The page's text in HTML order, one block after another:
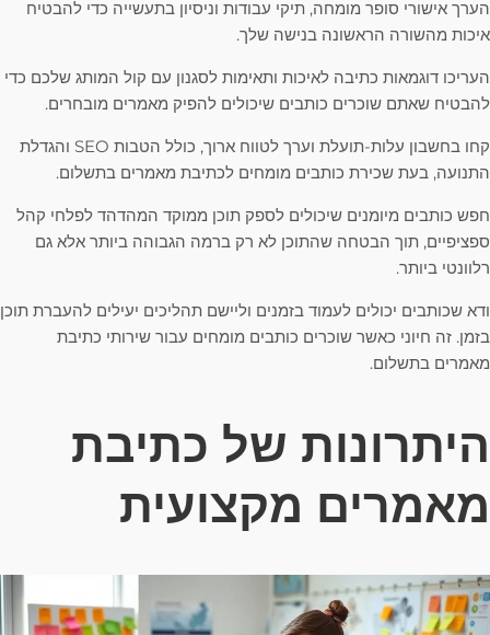
הערך אישורי סופר מומחה, תיקי עבודות וניסיון בתעשייה כדי להבטיח
איכות מהשורה הראשונה בנישה שלך.
העריכו דוגמאות כתיבה לאיכות ותאימות לסגנון עם קול המותג שלכם כדי
להבטיח שאתם שוכרים כותבים שיכולים להפיק מאמרים מובחרים.
קחו בחשבון עלות-תועלת וערך לטווח ארוך, כולל הטבות SEO והגדלת
התנועה, בעת שכירת כותבים מומחים לכתיבת מאמרים בתשלום.
חפש כותבים מיומנים שיכולים לספק תוכן ממוקד המהדהד לפלחי קהל
ספציפיים, תוך הבטחה שהתוכן לא רק ברמה הגבוהה ביותר אלא גם
רלוונטי ביותר.
ודא שכותבים יכולים לעמוד בזמנים וליישם תהליכים יעילים להעברת תוכן
בזמן. זה חיוני כאשר שוכרים כותבים מומחים עבור שירותי כתיבת
מאמרים בתשלום.
היתרונות של כתיבת
מאמרים מקצועית